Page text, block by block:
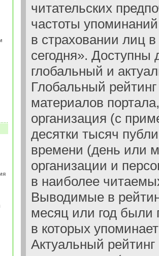
читательских
частоты
в страховании лиц
сегодня». Доступны
глобальный и
Глобальный
материалов
организация (с
десятки тысяч
времени (день или
организации и
в наиболее
Выводимые в
месяц или год были
в которых
Актуальный